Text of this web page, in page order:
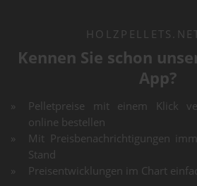
Kennen Sie schon
App?
Pelletpreise mit einem Klick
online bestellen
Mit Preisbenachrichtigungen
Stand
Preisentwicklungen im Chart